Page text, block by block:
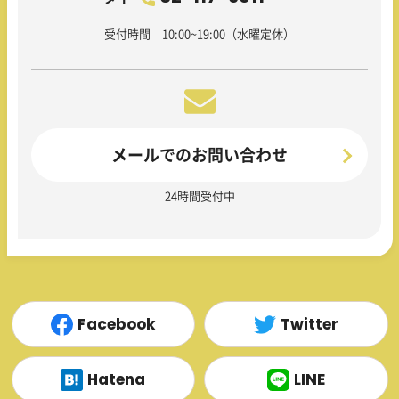
受付時間 10:00~19:00（水曜定休）
メールでのお問い合わせ
24時間受付中
Facebook Twitter
Hatena LINE